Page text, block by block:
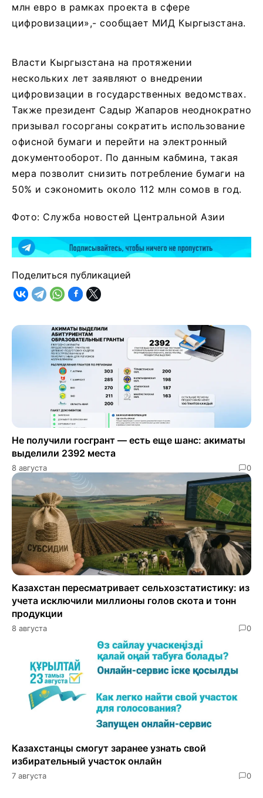
млн евро в рамках проекта в сфере
цифровизации»,- сообщает МИД Кыргызстана.
Власти Кыргызстана на протяжении
нескольких лет заявляют о внедрении
цифровизации в государственных ведомствах.
Также президент Садыр Жапаров неоднократно
призывал госорганы сократить использование
офисной бумаги и перейти на электронный
документооборот. По данным кабмина, такая
мера позволит снизить потребление бумаги на
50% и сэкономить около 112 млн сомов в год.
Фото: Служба новостей Центральной Азии
Поделиться публикацией
Не получили госгрант — есть еще шанс: акиматы
выделили 2392 места
8 августа 0
Казахстан пересматривает сельхозстатистику: из
учета исключили миллионы голов скота и тонн
продукции
8 августа 0
Казахстанцы смогут заранее узнать свой
избирательный участок онлайн
7 августа 0